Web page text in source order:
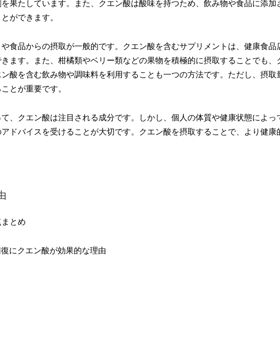
果たしています。また、クエン酸は酸味を持つため、飲み物や食品に添加
ができます。
食品からの摂取が一般的です。クエン酸を含むサプリメントは、健康食品
ます。また、柑橘類やベリー類などの果物を積極的に摂取することでも、
酸を含む飲み物や調味料を利用することも一つの方法です。ただし、摂取
とが重要です。
、クエン酸は注目される成分です。しかし、個人の体質や健康状態によっ
ドバイスを受けることが大切です。クエン酸を摂取することで、より健康